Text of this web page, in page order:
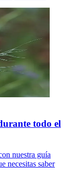
todo el
nuestra guía
necesitas saber